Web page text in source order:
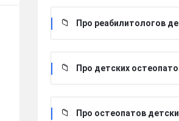
Про реабилитологов
Про детских
Про остеопатов